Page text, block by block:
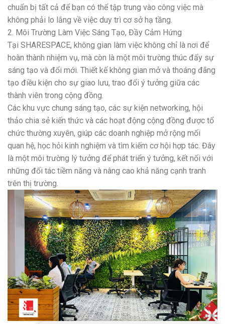
chuẩn bị tất cả để bạn có thể tập trung vào công việc mà
không phải lo lắng về việc duy trì cơ sở hạ tầng.
2. Môi Trường Làm Việc Sáng Tạo, Đầy Cảm Hứng
Tại SHARESPACE, không gian làm việc không chỉ là nơi để
hoàn thành nhiệm vụ, mà còn là một môi trường thúc đẩy sự
sáng tạo và đổi mới. Thiết kế không gian mở và thoáng đãng
tạo điều kiện cho sự giao lưu, trao đổi ý tưởng giữa các
thành viên trong cộng đồng.
Các khu vực chung sáng tạo, các sự kiện networking, hội
thảo chia sẻ kiến thức và các hoạt động cộng đồng được tổ
chức thường xuyên, giúp các doanh nghiệp mở rộng mối
quan hệ, học hỏi kinh nghiệm và tìm kiếm cơ hội hợp tác. Đây
là một môi trường lý tưởng để phát triển ý tưởng, kết nối với
những đối tác tiềm năng và nâng cao khả năng cạnh tranh
trên thị trường.